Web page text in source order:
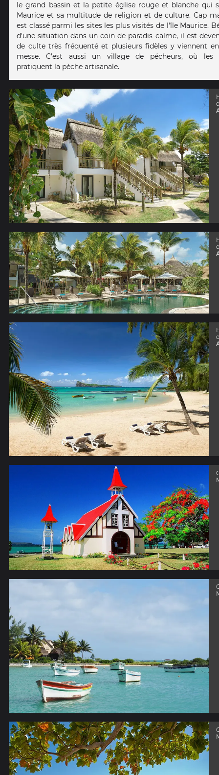
le grand bassin et la petite église rouge et blanche qui
Maurice et sa multitude de religion et de culture. Cap
est classé parmi les sites les plus visités de l'île Maurice.
d'une situation dans un coin de paradis calme, il est
de culte très fréquenté et plusieurs fidèles y viennent
messe. C'est aussi un village de pécheurs, où les
pratiquent la pèche artisanale.